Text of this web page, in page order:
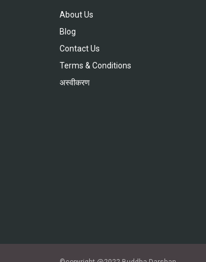
About Us
Blog
Contact Us
Terms & Conditions
अस्वीकरण